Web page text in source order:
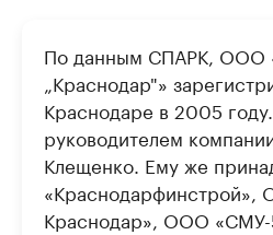
По данным СПАРК, ООО
„Краснодар"»
Краснодаре в 2005
руководителем
Клещенко. Ему же
Краснодар», ООО «СМУ-